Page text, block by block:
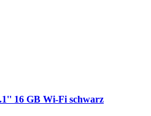
16 GB Wi-Fi schwarz